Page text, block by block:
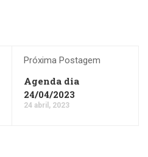
Próxima Postagem
Agenda dia
24/04/2023
24 abril, 2023